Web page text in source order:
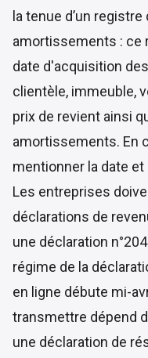
la tenue d’un
amortissements : ce
date d'acquisition
clientèle, immeuble,
prix de revient ainsi
amortissements. En
mentionner la date et
Les entreprises
déclarations de
une déclaration
régime de la
en ligne débute mi-
transmettre dépend
une déclaration de